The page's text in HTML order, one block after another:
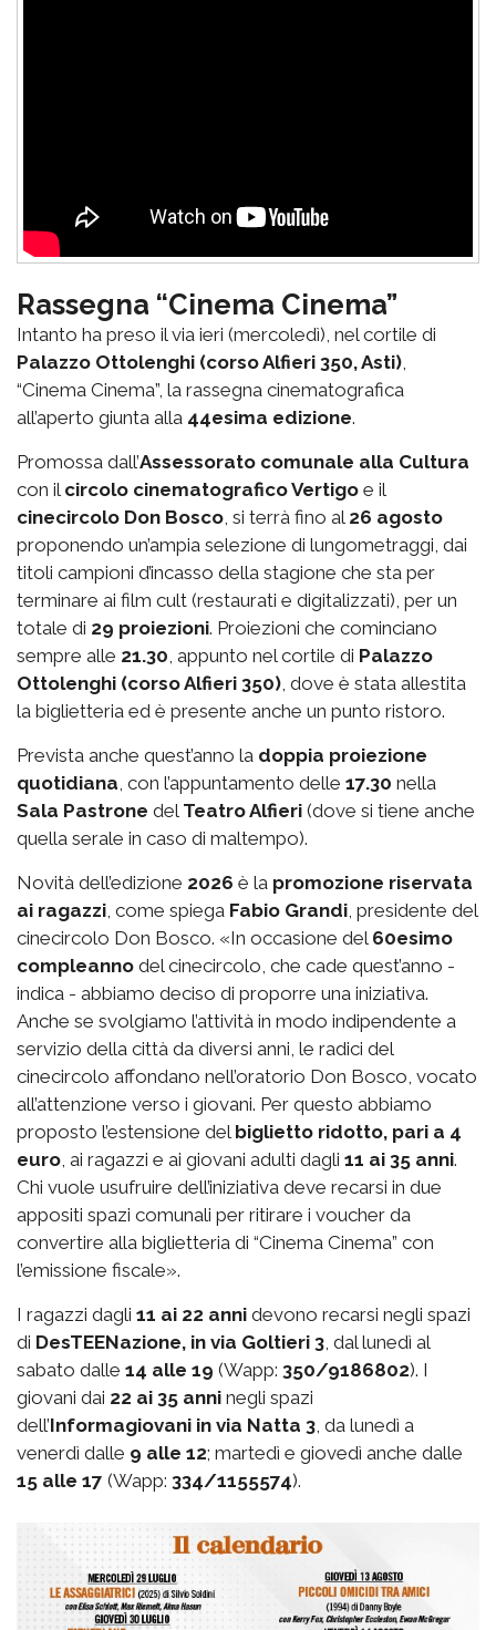
Rassegna “Cinema Cinema”
Intanto ha preso il via ieri (mercoledì), nel cortile di
Palazzo Ottolenghi (corso Alfieri 350, Asti),
“Cinema Cinema”, la rassegna cinematografica
all’aperto giunta alla 44esima edizione.
Promossa dall’Assessorato comunale alla Cultura
con il circolo cinematografico Vertigo e il
cinecircolo Don Bosco, si terrà fino al 26 agosto
proponendo un’ampia selezione di lungometraggi, dai
titoli campioni d’incasso della stagione che sta per
terminare ai film cult (restaurati e digitalizzati), per un
totale di 29 proiezioni. Proiezioni che cominciano
sempre alle 21.30, appunto nel cortile di Palazzo
Ottolenghi (corso Alfieri 350), dove è stata allestita
la biglietteria ed è presente anche un punto ristoro.
Prevista anche quest’anno la doppia proiezione
quotidiana, con l’appuntamento delle 17.30 nella
Sala Pastrone del Teatro Alfieri (dove si tiene anche
quella serale in caso di maltempo).
Novità dell’edizione 2026 è la promozione riservata
ai ragazzi, come spiega Fabio Grandi, presidente del
cinecircolo Don Bosco. «In occasione del 60esimo
compleanno del cinecircolo, che cade quest’anno -
indica - abbiamo deciso di proporre una iniziativa.
Anche se svolgiamo l’attività in modo indipendente a
servizio della città da diversi anni, le radici del
cinecircolo affondano nell’oratorio Don Bosco, vocato
all’attenzione verso i giovani. Per questo abbiamo
proposto l’estensione del biglietto ridotto, pari a 4
euro, ai ragazzi e ai giovani adulti dagli 11 ai 35 anni.
Chi vuole usufruire dell’iniziativa deve recarsi in due
appositi spazi comunali per ritirare i voucher da
convertire alla biglietteria di “Cinema Cinema” con
l’emissione fiscale».
I ragazzi dagli 11 ai 22 anni devono recarsi negli spazi
di DesTEENazione, in via Goltieri 3, dal lunedì al
sabato dalle 14 alle 19 (Wapp: 350/9186802). I
giovani dai 22 ai 35 anni negli spazi
dell’Informagiovani in via Natta 3, da lunedì a
venerdì dalle 9 alle 12; martedì e giovedì anche dalle
15 alle 17 (Wapp: 334/1155574).